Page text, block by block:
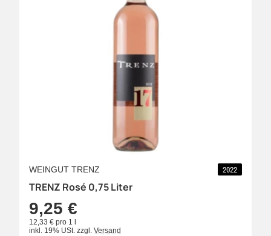
WEINGUT TRENZ 2022
TRENZ Rosé 0,75 Liter
9,25 €
12,33 € pro 1 l
inkl. 19% USt. zzgl. Versand